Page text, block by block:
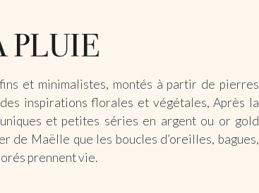
et minimalistes, montés à partir de pierres
inspirations florales et végétales, Après la
et petites séries en argent ou or gold
de Maëlle que les boucles d’oreilles, bagues,
prennent vie.